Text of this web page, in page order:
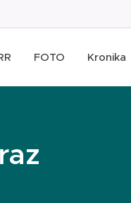
FOTO Kronika